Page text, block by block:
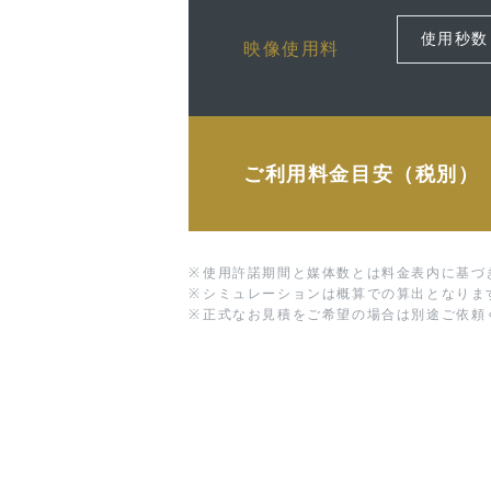
映像使用料
ご利用料金目安（税別）
※ 使用許諾期間と媒体数とは料金表内に基づ
※ シミュレーションは概算での算出となりま
※ 正式なお見積をご希望の場合は別途ご依頼